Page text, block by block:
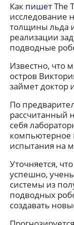
Как пишетThe
исследование
толщины льда
реализации
подводные
Известно, что
остров
займет доктор
По
рассчитанный
себя
компьютерное
испытания на
Уточняется,
успешно,
системы из
подводных
создавать